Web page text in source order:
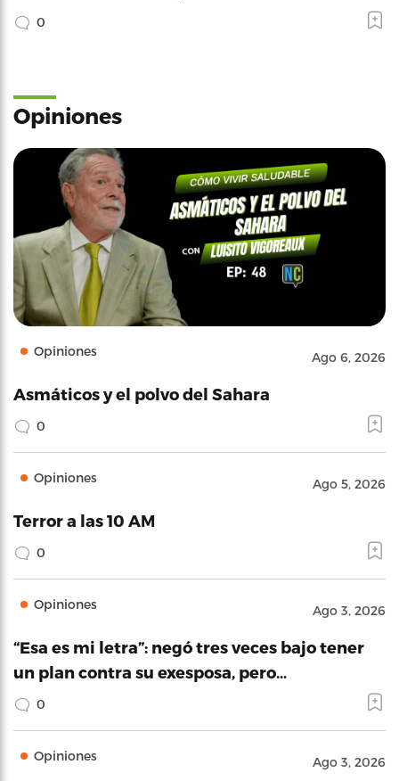
0
Opiniones
Opiniones Ago 6, 2026
Asmáticos y el polvo del Sahara
0
Opiniones Ago 5, 2026
Terror a las 10 AM
0
Opiniones Ago 3, 2026
“Esa es mi letra”: negó tres veces bajo tener
un plan contra su exesposa, pero…
0
Opiniones Ago 3, 2026